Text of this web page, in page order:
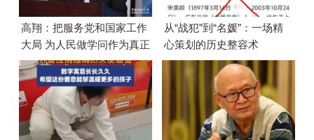
高翔：把服务党和国家工作
大局 为人民做学问作为真正
的政绩
从“战犯”到“名媛”：一场精
心策划的历史整容术